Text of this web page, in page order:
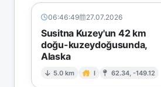
06:46:49 27.07.2026
Susitna Kuzey'un 42 km
doğu-kuzeydoğusunda,
Alaska
5.0 km I 62.34, -149.12